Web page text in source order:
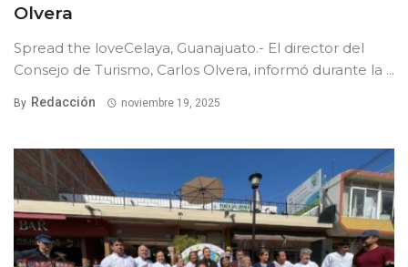
Olvera
Spread the loveCelaya, Guanajuato.- El director del
Consejo de Turismo, Carlos Olvera, informó durante la ...
By Redacción noviembre 19, 2025